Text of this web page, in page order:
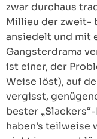
zwar durchaus
Millieu der zweit-
ansiedelt und mit
Gangsterdrama
ist einer, der
Weise löst), auf
vergisst,
bester
haben’s teilweise